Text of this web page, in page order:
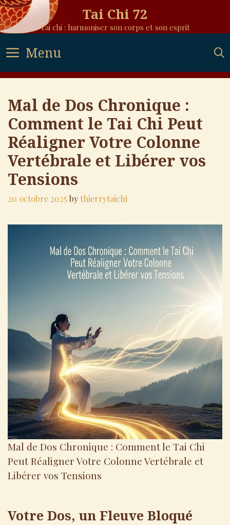
Skip
to
content
Tai Chi 72
Tai chi : harmoniser son corps et son esprit
Menu
Mal de Dos Chronique :
Comment le Tai Chi Peut
Réaligner Votre Colonne
Vertébrale et Libérer vos
Tensions
20 octobre 2025 bythierrytaichi
Mal de Dos Chronique : Comment le Tai Chi
Peut Réaligner Votre Colonne Vertébrale et
Libérer vos Tensions
Votre Dos, un Fleuve Bloqué